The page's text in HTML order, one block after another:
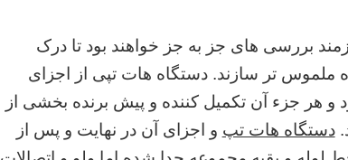
بررسی های جز به جز خواهند بود تا درک
ملموس تر سازند. دستگاه هات تپی از اجزای
هر جزء آن تکمیل کننده و پیش برنده بخشی از
دستگاه هات تپ و اجزای آن در نهایت و پس از